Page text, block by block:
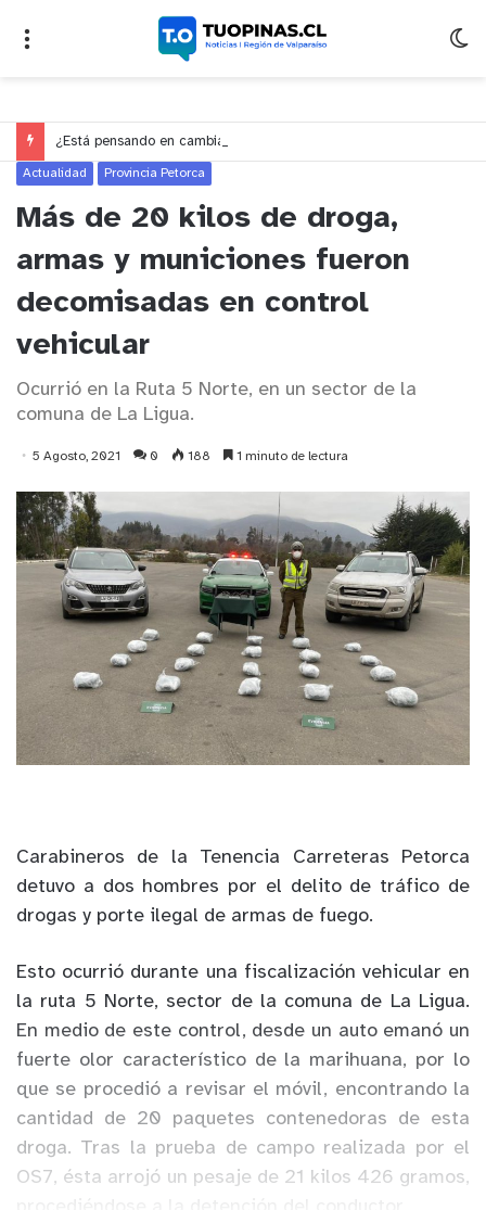
Actualidad Provincia Petorca
Más de 20 kilos de droga,
armas y municiones fueron
decomisadas en control
vehicular
Ocurrió en la Ruta 5 Norte, en un sector de la
comuna de La Ligua.
5 Agosto, 2021 0 188 1 minuto de lectura
Carabineros de la Tenencia Carreteras Petorca
detuvo a dos hombres por el delito de tráfico de
drogas y porte ilegal de armas de fuego.
Esto ocurrió durante una fiscalización vehicular en
la ruta 5 Norte, sector de la comuna de La Ligua.
En medio de este control, desde un auto emanó un
fuerte olor característico de la marihuana, por lo
que se procedió a revisar el móvil, encontrando la
cantidad de 20 paquetes contenedoras de esta
droga. Tras la prueba de campo realizada por el
OS7, ésta arrojó un pesaje de 21 kilos 426 gramos,